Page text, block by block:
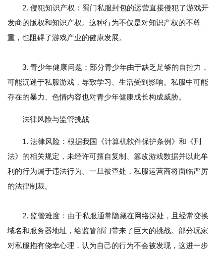
2. 侵犯知识产权：蜀门私服封包的运营直接侵犯了游戏开
发商的版权和知识产权。这种行为不仅是对知识产权的不尊
重，也阻碍了游戏产业的健康发展。
3. 青少年健康问题：部分青少年由于缺乏足够的自控力，
可能沉迷于私服游戏，导致学习、生活受到影响。私服中可能
存在的暴力、色情内容也对青少年健康成长构成威胁。
法律风险与监管挑战
1. 法律风险：根据我国《计算机软件保护条例》和《刑
法》的相关规定，未经许可擅自复制、篡改游戏数据并以此牟
利的行为属于违法行为。一旦被查处，私服运营商将面临严厉
的法律制裁。
2. 监管难度：由于私服通常隐藏在网络深处，且经常变换
域名和服务器地址，给监管部门带来了巨大的挑战。部分玩家
对私服抱有侥幸心理，认为自己的行为不会被发现，这进一步